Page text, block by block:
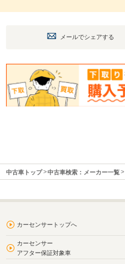
メールでシェアする
中古車トップ 中古車検索：メーカー一覧
カーセンサートップへ
カーセンサー
アフター保証対象車